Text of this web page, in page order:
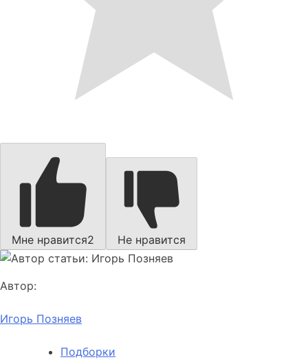
Мне нравится2 Не нравится
Автор:
Игорь Позняев
Подборки